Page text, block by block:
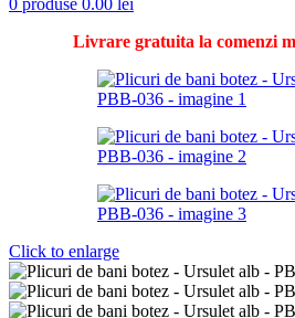
Livrare gratuita la comenzi
Click to enlarge